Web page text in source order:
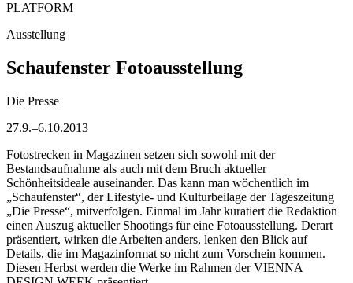
PLATFORM
Ausstellung
Schaufenster Fotoausstellung
Die Presse
27.9.–6.10.2013
Fotostrecken in Magazinen setzen sich sowohl mit der
Bestandsaufnahme als auch mit dem Bruch aktueller
Schönheitsideale auseinander. Das kann man wöchentlich im
„Schaufenster“, der Lifestyle- und Kulturbeilage der Tageszeitung
„Die Presse“, mitverfolgen. Einmal im Jahr kuratiert die Redaktion
einen Auszug aktueller Shootings für eine Fotoausstellung. Derart
präsentiert, wirken die Arbeiten anders, lenken den Blick auf
Details, die im Magazinformat so nicht zum Vorschein kommen.
Diesen Herbst werden die Werke im Rahmen der VIENNA